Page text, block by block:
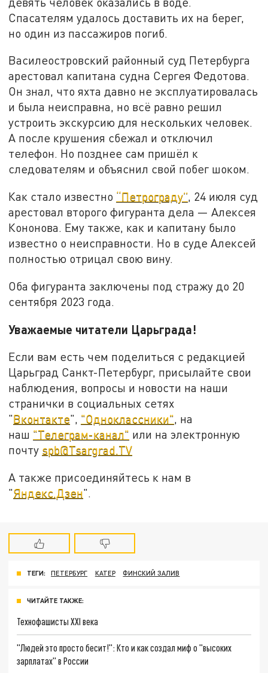
Спасателям удалось доставить их на берег,
но один из пассажиров погиб.
Василеостровский районный суд Петербурга
арестовал капитана судна Сергея Федотова.
Он знал, что яхта давно не эксплуатировалась
и была неисправна, но всё равно решил
устроить экскурсию для нескольких человек.
А после крушения сбежал и отключил
телефон. Но позднее сам пришёл к
следователям и объяснил свой побег шоком.
Как стало известно “Петрограду”, 24 июля суд
арестовал второго фигуранта дела — Алексея
Кононова. Ему также, как и капитану было
известно о неисправности. Но в суде Алексей
полностью отрицал свою вину.
Оба фигуранта заключены под стражу до 20
сентября 2023 года.
Уважаемые читатели Царьграда!
Если вам есть чем поделиться с редакцией
Царьград Санкт-Петербург, присылайте свои
наблюдения, вопросы и новости на наши
странички в социальных сетях
"Вконтакте", "Одноклассники", на
наш "Телеграм-канал" или на электронную
почту spb@Tsargrad.TV
А также присоединяйтесь к нам в
"Яндекс.Дзен".
ТЕГИ: ПЕТЕРБУРГ КАТЕР ФИНСКИЙ ЗАЛИВ
ЧИТАЙТЕ ТАКЖЕ:
Технофашисты XXI века
"Людей это просто бесит!": Кто и как создал миф о "высоких
зарплатах" в России